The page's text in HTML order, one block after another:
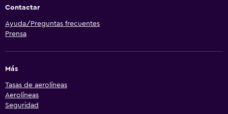
Contactar
Ayuda/Preguntas frecuentes
Prensa
Más
Tasas de aerolíneas
Aerolíneas
Seguridad